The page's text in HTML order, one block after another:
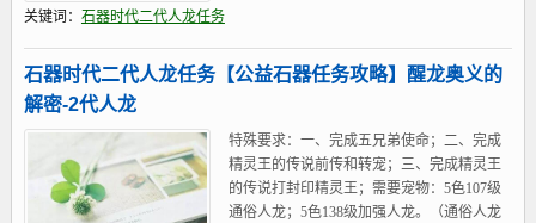
关键词： 石器时代二代人龙任务
石器时代二代人龙任务【公益石器任务攻略】醒龙奥义的
解密-2代人龙
特殊要求：一、完成五兄弟使命；二、完成
精灵王的传说前传和转宠；三、完成精灵王
的传说打封印精灵王；需要宠物：5色107级
通俗人龙；5色138级加强人龙。（通俗人龙